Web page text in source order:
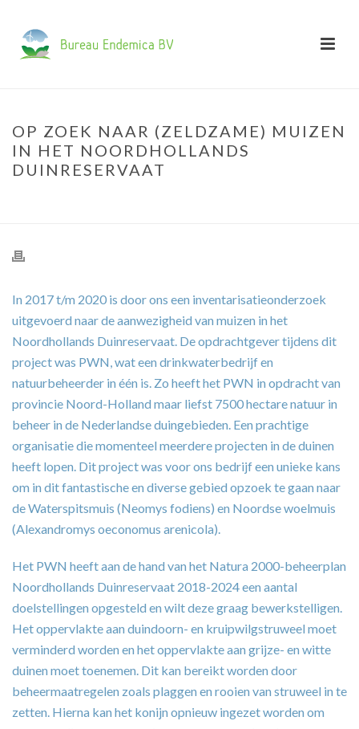
OP ZOEK NAAR (ZELDZAME) MUIZEN
IN HET NOORDHOLLANDS
DUINRESERVAAT
In 2017 t/m 2020 is door ons een inventarisatieonderzoek
uitgevoerd naar de aanwezigheid van muizen in het
Noordhollands Duinreservaat. De opdrachtgever tijdens dit
project was PWN, wat een drinkwaterbedrijf en
natuurbeheerder in één is. Zo heeft het PWN in opdracht van
provincie Noord-Holland maar liefst 7500 hectare natuur in
beheer in de Nederlandse duingebieden. Een prachtige
organisatie die momenteel meerdere projecten in de duinen
heeft lopen. Dit project was voor ons bedrijf een unieke kans
om in dit fantastische en diverse gebied opzoek te gaan naar
de Waterspitsmuis (Neomys fodiens) en Noordse woelmuis
(Alexandromys oeconomus arenicola).
Het PWN heeft aan de hand van het Natura 2000-beheerplan
Noordhollands Duinreservaat 2018-2024 een aantal
doelstellingen opgesteld en wilt deze graag bewerkstelligen.
Het oppervlakte aan duindoorn- en kruipwilgstruweel moet
verminderd worden en het oppervlakte aan grijze- en witte
duinen moet toenemen. Dit kan bereikt worden door
beheermaatregelen zoals plaggen en rooien van struweel in te
zetten. Hierna kan het konijn opnieuw ingezet worden om